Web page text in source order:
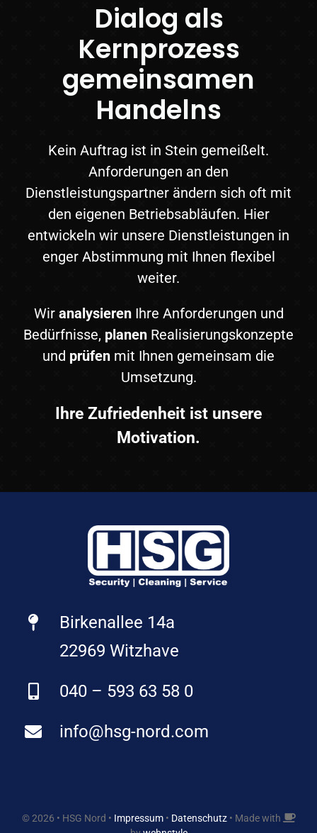
Dialog als
Kernprozess
gemeinsamen
Handelns
Kein Auftrag ist in Stein gemeißelt.
Anforderungen an den
Dienstleistungspartner ändern sich oft mit
den eigenen Betriebsabläufen. Hier
entwickeln wir unsere Dienstleistungen in
enger Abstimmung mit Ihnen flexibel
weiter.
Wir analysierenIhre Anforderungen und
Bedürfnisse, planen Realisierungskonzepte
und prüfen mit Ihnen gemeinsam die
Umsetzung.
Ihre Zufriedenheit ist unsere
Motivation.
Birkenallee 14a
22969 Witzhave
040 – 593 63 58 0
info@hsg-nord.com
© 2026 • HSG Nord • Impressum• Datenschutz• Made with